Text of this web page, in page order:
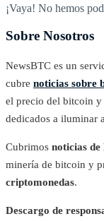
¡Vaya! No hemos
Sobre Nosotros
NewsBTC es un
cubre noticias sobre
el precio del bitcoin y
dedicados a iluminar
Cubrimos noticias de
minería de bitcoin y
criptomonedas.
Descargo de